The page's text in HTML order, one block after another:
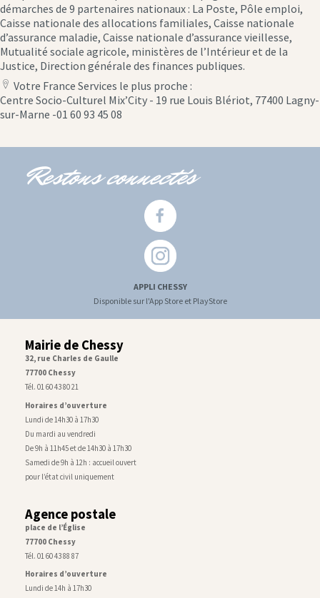
démarches de 9 partenaires nationaux : La Poste, Pôle emploi,
Caisse nationale des allocations familiales, Caisse nationale
d’assurance maladie, Caisse nationale d’assurance vieillesse,
Mutualité sociale agricole, ministères de l’Intérieur et de la
Justice, Direction générale des finances publiques.
location
icon
Votre France Services le plus proche :
Centre Socio-Culturel Mix’City - 19 rue Louis Blériot, 77400 Lagny-
sur-Marne -01 60 93 45 08
Restons connectés
APPLI CHESSY
Disponible sur l'App Store et PlayStore
Mairie de Chessy
32, rue Charles de Gaulle
77700 Chessy
Tél. 01 60 43 80 21
Horaires d’ouverture
Lundi de 14h30 à 17h30
Du mardi au vendredi
De 9h à 11h45 et de 14h30 à 17h30
Samedi de 9h à 12h : accueil ouvert
pour l’état civil uniquement
Agence postale
place de l’Église
77700 Chessy
Tél. 01 60 43 88 87
Horaires d’ouverture
Lundi de 14h à 17h30